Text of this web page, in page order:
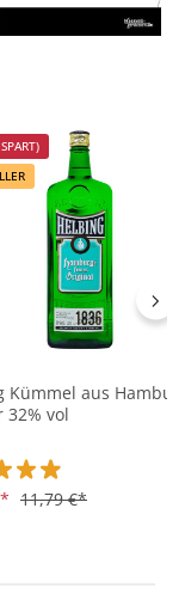
5 Sternen
Kümmel aus
32% vol
11,79 €*